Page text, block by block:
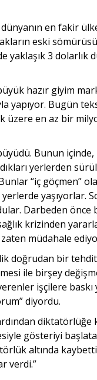
en fakir
eski
yaklaşık 3 dolarlık
hazır giyim
yapıyor. Bugün
üzere en az bir
Bunun
yerlerden
“iç göçmen”
yaşıyorlar.
Darbeden önce
krizinden
müdahale
doğrudan bir tehdit
ile birşey
işçilere baskı
diyordu.
diktatörlüğe
gösteriyi
altında
verdi.”